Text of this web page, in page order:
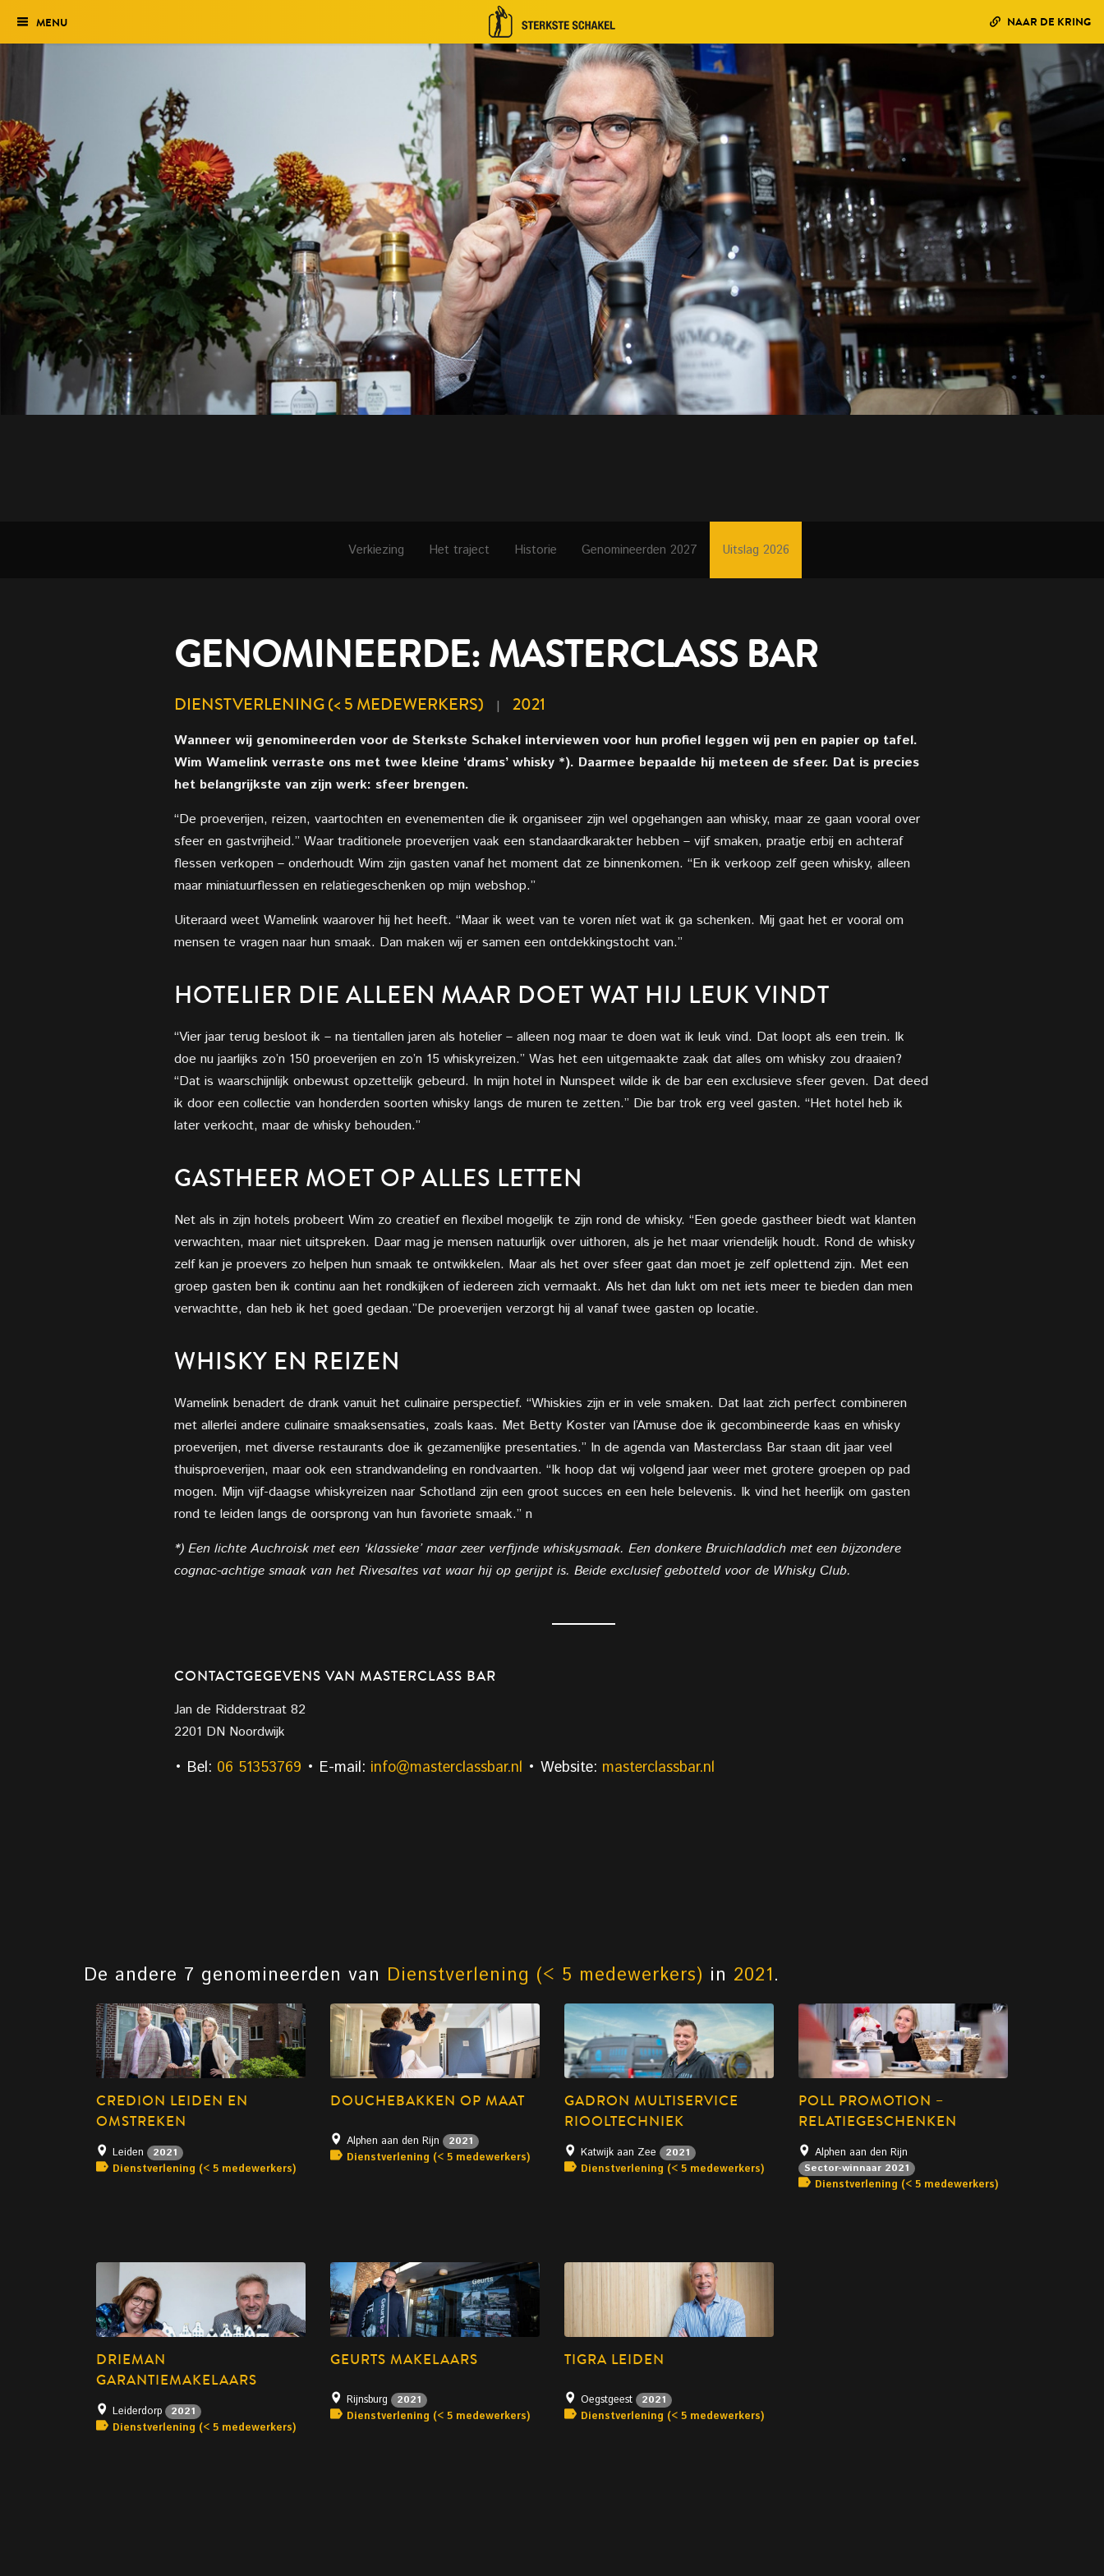
Verkiezing
Het traject
Historie
Genomineerden 2027
Uitslag 2026
MENU NAAR DE KRING
Verkiezing Het traject Historie Genomineerden 2027 Uitslag 2026
GENOMINEERDE: MASTERCLASS BAR
DIENSTVERLENING (< 5 MEDEWERKERS) | 2021
Wanneer wij genomineerden voor de Sterkste Schakel interviewen voor hun profiel leggen wij pen en papier op tafel.
Wim Wamelink verraste ons met twee kleine ‘drams’ whisky *). Daarmee bepaalde hij meteen de sfeer. Dat is precies
het belangrijkste van zijn werk: sfeer brengen.
“De proeverijen, reizen, vaartochten en evenementen die ik organiseer zijn wel opgehangen aan whisky, maar ze gaan vooral over
sfeer en gastvrijheid.” Waar traditionele proeverijen vaak een standaardkarakter hebben – vijf smaken, praatje erbij en achteraf
flessen verkopen – onderhoudt Wim zijn gasten vanaf het moment dat ze binnenkomen. “En ik verkoop zelf geen whisky, alleen
maar miniatuurflessen en relatiegeschenken op mijn webshop.”
Uiteraard weet Wamelink waarover hij het heeft. “Maar ik weet van te voren níet wat ik ga schenken. Mij gaat het er vooral om
mensen te vragen naar hun smaak. Dan maken wij er samen een ontdekkingstocht van.”
HOTELIER DIE ALLEEN MAAR DOET WAT HIJ LEUK VINDT
“Vier jaar terug besloot ik – na tientallen jaren als hotelier – alleen nog maar te doen wat ik leuk vind. Dat loopt als een trein. Ik
doe nu jaarlijks zo’n 150 proeverijen en zo’n 15 whiskyreizen.” Was het een uitgemaakte zaak dat alles om whisky zou draaien?
“Dat is waarschijnlijk onbewust opzettelijk gebeurd. In mijn hotel in Nunspeet wilde ik de bar een exclusieve sfeer geven. Dat deed
ik door een collectie van honderden soorten whisky langs de muren te zetten.” Die bar trok erg veel gasten. “Het hotel heb ik
later verkocht, maar de whisky behouden.”
GASTHEER MOET OP ALLES LETTEN
Net als in zijn hotels probeert Wim zo creatief en flexibel mogelijk te zijn rond de whisky. “Een goede gastheer biedt wat klanten
verwachten, maar niet uitspreken. Daar mag je mensen natuurlijk over uithoren, als je het maar vriendelijk houdt. Rond de whisky
zelf kan je proevers zo helpen hun smaak te ontwikkelen. Maar als het over sfeer gaat dan moet je zelf oplettend zijn. Met een
groep gasten ben ik continu aan het rondkijken of iedereen zich vermaakt. Als het dan lukt om net iets meer te bieden dan men
verwachtte, dan heb ik het goed gedaan.”De proeverijen verzorgt hij al vanaf twee gasten op locatie.
WHISKY EN REIZEN
Wamelink benadert de drank vanuit het culinaire perspectief. “Whiskies zijn er in vele smaken. Dat laat zich perfect combineren
met allerlei andere culinaire smaaksensaties, zoals kaas. Met Betty Koster van l’Amuse doe ik gecombineerde kaas en whisky
proeverijen, met diverse restaurants doe ik gezamenlijke presentaties.” In de agenda van Masterclass Bar staan dit jaar veel
thuisproeverijen, maar ook een strandwandeling en rondvaarten. “Ik hoop dat wij volgend jaar weer met grotere groepen op pad
mogen. Mijn vijf-daagse whiskyreizen naar Schotland zijn een groot succes en een hele belevenis. Ik vind het heerlijk om gasten
rond te leiden langs de oorsprong van hun favoriete smaak.” n
*) Een lichte Auchroisk met een ‘klassieke’ maar zeer verfijnde whiskysmaak. Een donkere Bruichladdich met een bijzondere
cognac-achtige smaak van het Rivesaltes vat waar hij op gerijpt is. Beide exclusief gebotteld voor de Whisky Club.
CONTACTGEGEVENS VAN MASTERCLASS BAR
Jan de Ridderstraat 82
2201 DN Noordwijk
• Bel: 06 51353769 • E-mail: info@masterclassbar.nl • Website: masterclassbar.nl
De andere 7 genomineerden van Dienstverlening (< 5 medewerkers) in 2021.
CREDION LEIDEN EN
OMSTREKEN
Leiden 2021
Dienstverlening (< 5 medewerkers)
DOUCHEBAKKEN OP MAAT
Alphen aan den Rijn 2021
Dienstverlening (< 5 medewerkers)
GADRON MULTISERVICE
RIOOLTECHNIEK
Katwijk aan Zee 2021
Dienstverlening (< 5 medewerkers)
POLL PROMOTION –
RELATIEGESCHENKEN
Alphen aan den Rijn
Sector-winnaar 2021
Dienstverlening (< 5 medewerkers)
DRIEMAN
GARANTIEMAKELAARS
Leiderdorp 2021
Dienstverlening (< 5 medewerkers)
GEURTS MAKELAARS
Rijnsburg 2021
Dienstverlening (< 5 medewerkers)
TIGRA LEIDEN
Oegstgeest 2021
Dienstverlening (< 5 medewerkers)